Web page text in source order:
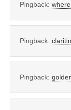
Pingback:
Pingback:
Pingback: